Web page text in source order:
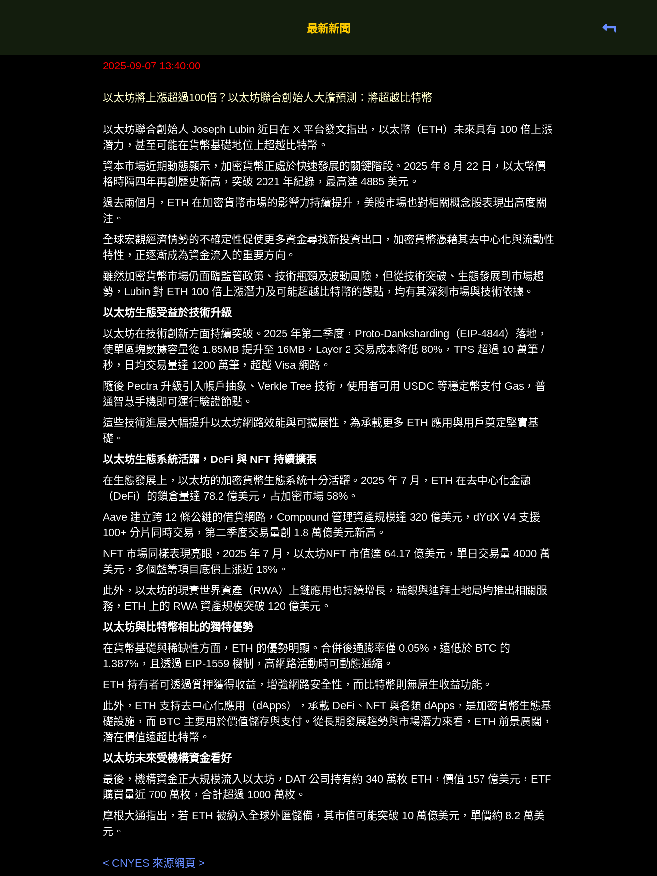
2025-09-07 13:40:00
以太坊將上漲超過100倍？以太坊聯合創始人大膽預測：將超越比特幣
以太坊聯合創始人 Joseph Lubin 近日在 X 平台發文指出，以太幣（ETH）未來具有 100 倍上漲
潛力，甚至可能在貨幣基礎地位上超越比特幣。
資本市場近期動態顯示，加密貨幣正處於快速發展的關鍵階段。2025 年 8 月 22 日，以太幣價
格時隔四年再創歷史新高，突破 2021 年紀錄，最高達 4885 美元。
過去兩個月，ETH 在加密貨幣市場的影響力持續提升，美股市場也對相關概念股表現出高度關
注。
全球宏觀經濟情勢的不確定性促使更多資金尋找新投資出口，加密貨幣憑藉其去中心化與流動性
特性，正逐漸成為資金流入的重要方向。
雖然加密貨幣市場仍面臨監管政策、技術瓶頸及波動風險，但從技術突破、生態發展到市場趨
勢，Lubin 對 ETH 100 倍上漲潛力及可能超越比特幣的觀點，均有其深刻市場與技術依據。
以太坊生態受益於技術升級
以太坊在技術創新方面持續突破。2025 年第二季度，Proto-Danksharding（EIP-4844）落地，
使單區塊數據容量從 1.85MB 提升至 16MB，Layer 2 交易成本降低 80%，TPS 超過 10 萬筆 /
秒，日均交易量達 1200 萬筆，超越 Visa 網路。
隨後 Pectra 升級引入帳戶抽象、Verkle Tree 技術，使用者可用 USDC 等穩定幣支付 Gas，普
通智慧手機即可運行驗證節點。
這些技術進展大幅提升以太坊網路效能與可擴展性，為承載更多 ETH 應用與用戶奠定堅實基
礎。
以太坊生態系統活躍，DeFi 與 NFT 持續擴張
在生態發展上，以太坊的加密貨幣生態系統十分活躍。2025 年 7 月，ETH 在去中心化金融
（DeFi）的鎖倉量達 78.2 億美元，占加密市場 58%。
Aave 建立跨 12 條公鏈的借貸網路，Compound 管理資產規模達 320 億美元，dYdX V4 支援
100+ 分片同時交易，第二季度交易量創 1.8 萬億美元新高。
NFT 市場同樣表現亮眼，2025 年 7 月，以太坊NFT 市值達 64.17 億美元，單日交易量 4000 萬
美元，多個藍籌項目底價上漲近 16%。
此外，以太坊的現實世界資產（RWA）上鏈應用也持續增長，瑞銀與迪拜土地局均推出相關服
務，ETH 上的 RWA 資產規模突破 120 億美元。
以太坊與比特幣相比的獨特優勢
在貨幣基礎與稀缺性方面，ETH 的優勢明顯。合併後通膨率僅 0.05%，遠低於 BTC 的
1.387%，且透過 EIP-1559 機制，高網路活動時可動態通縮。
ETH 持有者可透過質押獲得收益，增強網路安全性，而比特幣則無原生收益功能。
此外，ETH 支持去中心化應用（dApps），承載 DeFi、NFT 與各類 dApps，是加密貨幣生態基
礎設施，而 BTC 主要用於價值儲存與支付。從長期發展趨勢與市場潛力來看，ETH 前景廣闊，
潛在價值遠超比特幣。
以太坊未來受機構資金看好
最後，機構資金正大規模流入以太坊，DAT 公司持有約 340 萬枚 ETH，價值 157 億美元，ETF
購買量近 700 萬枚，合計超過 1000 萬枚。
摩根大通指出，若 ETH 被納入全球外匯儲備，其市值可能突破 10 萬億美元，單價約 8.2 萬美
元。
< CNYES 來源網頁 >
最新新聞